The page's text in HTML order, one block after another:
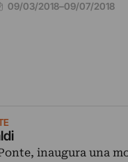
09/03/2018–09/07/2018
inaugura una